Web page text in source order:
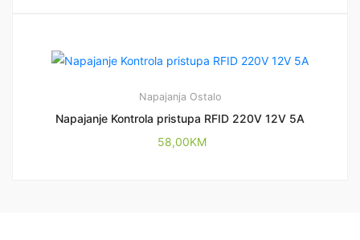
Napajanja Ostalo
Napajanje Kontrola pristupa RFID 220V 12V 5A
58,00KM